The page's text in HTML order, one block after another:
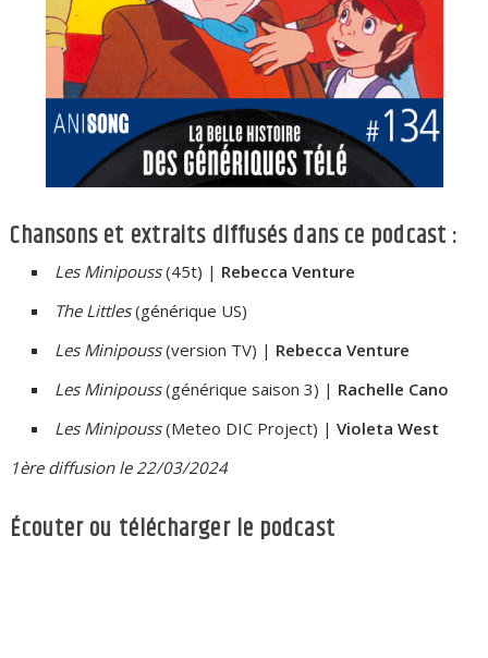
Chansons et extraits diffusés dans ce podcast :
Les Minipouss(45t) | Rebecca Venture
The Littles(générique US)
Les Minipouss(version TV) | Rebecca Venture
Les Minipouss(générique saison 3) | Rachelle Cano
Les Minipouss(Meteo DIC Project) |Violeta West
1ère diffusion le 22/03/2024
Écouter ou télécharger le podcast